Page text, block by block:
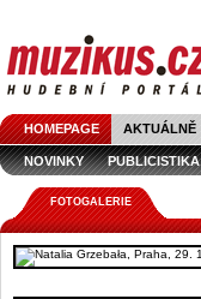
HOMEPAGE AKTUÁLNĚ
NOVINKY PUBLICISTIKA
FOTOGALERIE